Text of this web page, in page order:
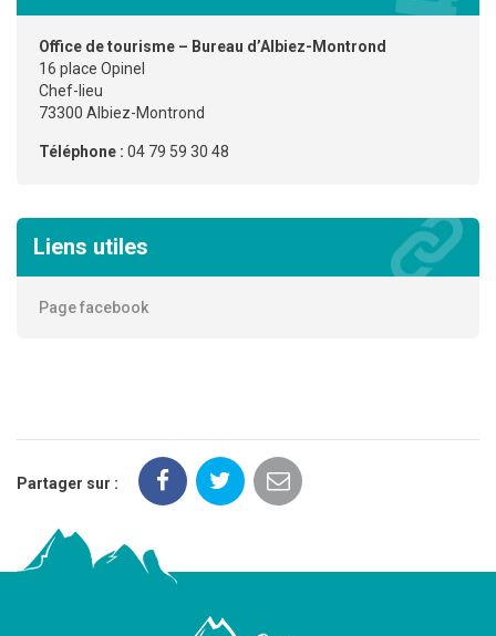
Office de tourisme – Bureau d’Albiez-Montrond
16 place Opinel
Chef-lieu
73300 Albiez-Montrond
Téléphone : 04 79 59 30 48
Liens utiles
Page facebook
Partager sur :